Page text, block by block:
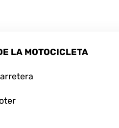
LA MOTOCICLETA